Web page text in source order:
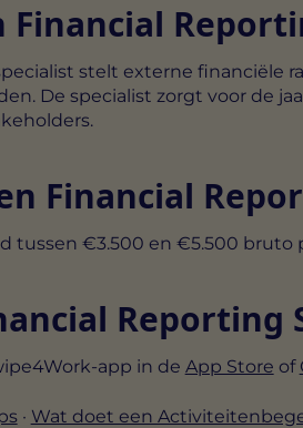
Financial
stelt externe financiële
De specialist zorgt voor de
Financial
tussen €3.500 en €5.500 bruto
Reporting
app in de App Store of
· Wat doet een